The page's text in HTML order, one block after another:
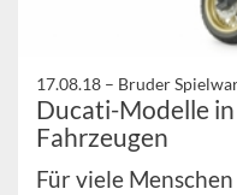
17.08.18 – Bruder
Ducati-Modelle
Fahrzeugen
Für viele